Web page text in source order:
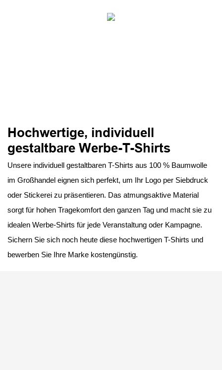
Hochwertige, individuell
gestaltbare Werbe-T-Shirts
Unsere individuell gestaltbaren T-Shirts aus 100 % Baumwolle
im Großhandel eignen sich perfekt, um Ihr Logo per Siebdruck
oder Stickerei zu präsentieren. Das atmungsaktive Material
sorgt für hohen Tragekomfort den ganzen Tag und macht sie zu
idealen Werbe-Shirts für jede Veranstaltung oder Kampagne.
Sichern Sie sich noch heute diese hochwertigen T-Shirts und
bewerben Sie Ihre Marke kostengünstig.